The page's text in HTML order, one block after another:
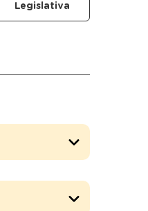
Legislativa